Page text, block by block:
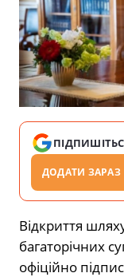
ДОДАТИ ЗАРАЗ
Відкриття
багаторічних
офіційно